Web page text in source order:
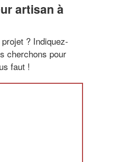
artisan à
? Indiquez-
cherchons pour
faut !